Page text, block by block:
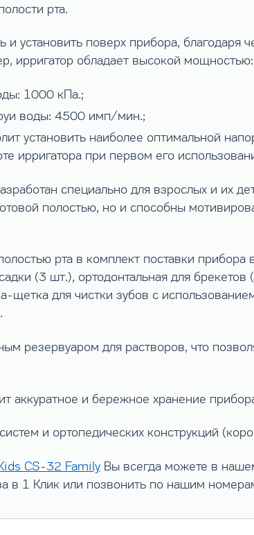
рта.
установить поверх прибора, благодаря
ирригатор обладает высокой мощностью:
1000 кПа.;
воды: 4500 имп/мин.;
установить наиболее оптимальной
ирригатора при первом его
специально для взрослых и их
полостью, но и способны
рта в комплект поставки
(3 шт.), ортодонтальная для
щетка для чистки зубов с
резервуаром для растворов, что
аккуратное и бережное хранение
и ортопедических конструкций
CS-32 FamilyВы всегда можете в
в 1 Клик или позвонить по нашим